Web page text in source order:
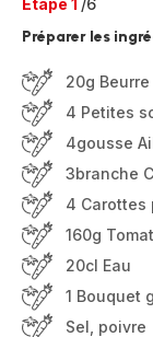
Etape 1 /6
Préparer les
20g Beurre
4 Petites
4gousse
3branche
4 Carottes
160g
20cl Eau
1 Bouquet
Sel, poivre